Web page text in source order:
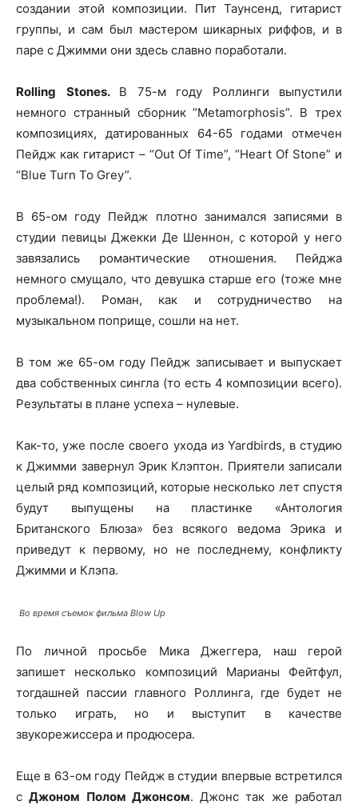
создании этой композиции. Пит Таунсенд, гитарист
группы, и сам был мастером шикарных риффов, и в
паре с Джимми они здесь славно поработали.
Rolling Stones. В 75-м году Роллинги выпустили
немного странный сборник “Metamorphosis”. В трех
композициях, датированных 64-65 годами отмечен
Пейдж как гитарист – “Out Of Time”, “Heart Of Stone” и
“Blue Turn To Grey”.
В 65-ом году Пейдж плотно занимался записями в
студии певицы Джекки Де Шеннон, с которой у него
завязались романтические отношения. Пейджа
немного смущало, что девушка старше его (тоже мне
проблема!). Роман, как и сотрудничество на
музыкальном поприще, сошли на нет.
В том же 65-ом году Пейдж записывает и выпускает
два собственных сингла (то есть 4 композиции всего).
Результаты в плане успеха – нулевые.
Как-то, уже после своего ухода из Yardbirds, в студию
к Джимми завернул Эрик Клэптон. Приятели записали
целый ряд композиций, которые несколько лет спустя
будут выпущены на пластинке «Антология
Британского Блюза» без всякого ведома Эрика и
приведут к первому, но не последнему, конфликту
Джимми и Клэпа.
Во время съемок фильма Blow Up
По личной просьбе Мика Джеггера, наш герой
запишет несколько композиций Марианы Фейтфул,
тогдашней пассии главного Роллинга, где будет не
только играть, но и выступит в качестве
звукорежиссера и продюсера.
Еще в 63-ом году Пейдж в студии впервые встретился
сДжоном Полом Джонсом. Джонс так же работал